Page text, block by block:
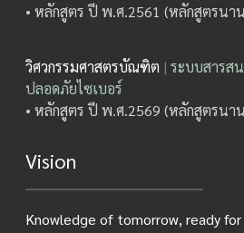
• หลักสูตร ปี พ.ศ.2561 (หลักสูตรนา
วิศวกรรมศาสตรบัณฑิต | ระบบสารส
ปลอดภัยไซเบอร์
• หลักสูตร ปี พ.ศ.2569 (หลักสูตรนา
Vision
Knowledge of tomorrow, ready for